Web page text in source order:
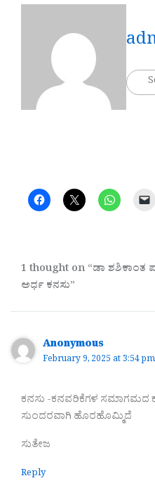
1 thought on “ಡಾ
ಅರ್ಧ ಕನಸು”
Anonymous
February 9, 2025 at 3:54 pm
ಕನಸು -ಕನವರಿಕೆಗಳ ಸಮಾಗಮದ
ಸುಂದರವಾಗಿ ಹೊರಹೊಮ್ಮಿದೆ
ಸುತೇಜ
Reply